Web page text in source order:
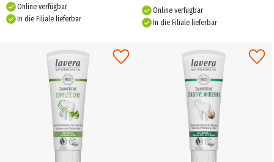
Online verfügbar
In die Filiale lieferbar
Online verfügbar
In die Filiale lieferbar